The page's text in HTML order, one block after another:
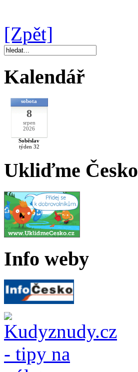
[Zpět]
Kalendář
sobota
8
srpen
2026
Soběslav
týden 32
Ukliďme Česko
Info weby